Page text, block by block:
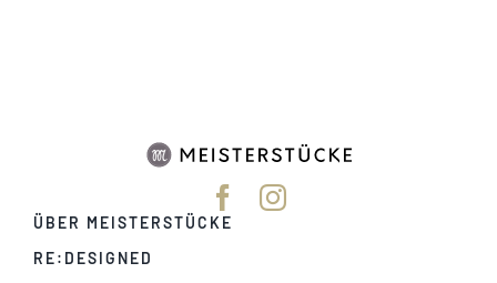
ÜBER MEISTERSTÜCKE
RE:DESIGNED